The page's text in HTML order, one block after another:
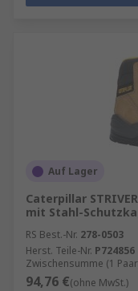
Auf Lager
Caterpillar
mit Stahl-
RS Best.-Nr. 278-0503
Herst. Teile-Nr. P724856
Zwischensumme (1
94,76 €(ohne MwSt.)